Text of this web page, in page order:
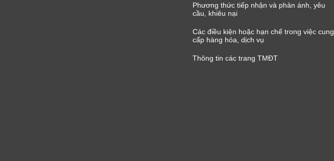
Phương thức tiếp nhận và phản ánh, yêu
cầu, khiêu nại
Các điều kiện hoặc hạn chế trong việc cung
cấp hàng hóa, dịch vụ
Thông tin các trang TMĐT